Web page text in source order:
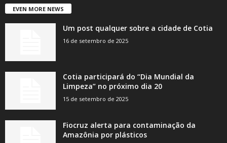
EVEN MORE NEWS
Um post qualquer sobre a cidade de Cotia
16 de setembro de 2025
Cotia participará do “Dia Mundial da
Limpeza” no próximo dia 20
15 de setembro de 2025
Fiocruz alerta para contaminação da
Amazônia por plásticos